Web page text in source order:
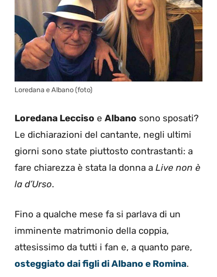
Loredana e Albano (foto)
Loredana Lecciso e Albano sono sposati?
Le dichiarazioni del cantante, negli ultimi
giorni sono state piuttosto contrastanti: a
fare chiarezza è stata la donna a Live non è
la d’Urso.
Fino a qualche mese fa si parlava di un
imminente matrimonio della coppia,
attesissimo da tutti i fan e, a quanto pare,
osteggiato dai figli di Albano e Romina.